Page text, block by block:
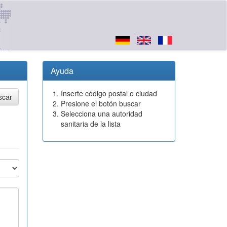
Ayuda
Inserte código postal o ciudad
Presione el botón buscar
Selecciona una autoridad
sanitaria de la lista